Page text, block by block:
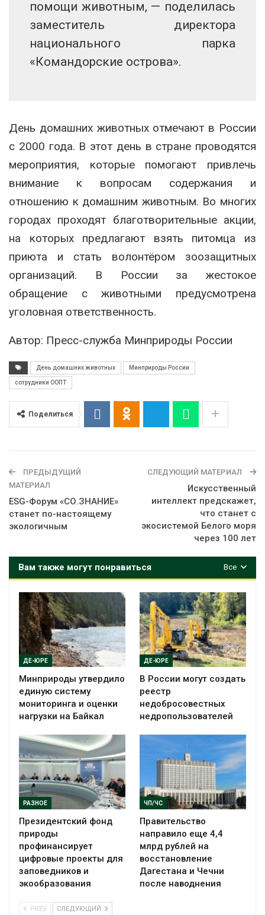
помощи животным, — поделилась
заместитель директора
национального парка
«Командорские острова».
День домашних животных отмечают в России
с 2000 года. В этот день в стране проводятся
мероприятия, которые помогают привлечь
внимание к вопросам содержания и
отношению к домашним животным. Во многих
городах проходят благотворительные акции,
на которых предлагают взять питомца из
приюта и стать волонтёром зоозащитных
организаций. В России за жестокое
обращение с животными предусмотрена
уголовная ответственность.
Автор: Пресс-служба Минприроды России
День домашних животных Минприроды России
сотрудники ООПТ
Поделиться
ПРЕДЫДУЩИЙ
МАТЕРИАЛ
ESG-Форум «СО.ЗНАНИЕ»
станет по-настоящему
экологичным
СЛЕДУЮЩИЙ МАТЕРИАЛ
Искусственный
интеллект предскажет,
что станет с
экосистемой Белого моря
через 100 лет
Все
Вам также могут понравиться
ДЕ-ЮРЕ
Минприроды утвердило
единую систему
мониторинга и оценки
нагрузки на Байкал
ДЕ-ЮРЕ
В России могут создать
реестр
недобросовестных
недропользователей
РАЗНОЕ
Президентский фонд
природы
профинансирует
цифровые проекты для
заповедников и
экообразования
ЧП/ЧС
Правительство
направило еще 4,4
млрд рублей на
восстановление
Дагестана и Чечни
после наводнения
PREV СЛЕДУЮЩИЙ